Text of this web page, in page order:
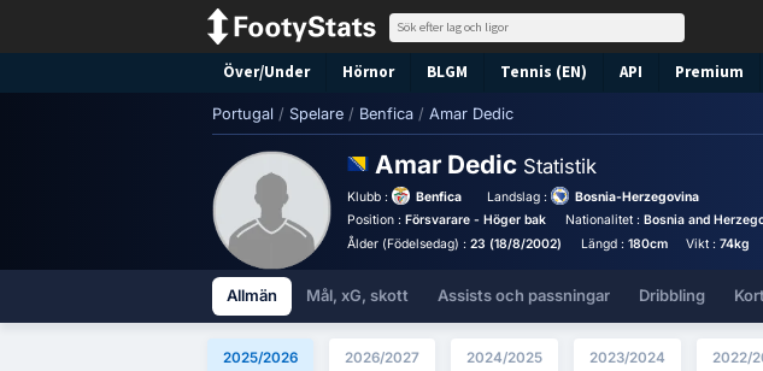
Över/Under Hörnor BLGM Tennis (EN) API Premium
Portugal / Spelare / Benfica / Amar Dedic
Amar Dedic Statistik
Klubb : Benfica Landslag :
Bosnia-Herzegovina
Position :Försvarare - Höger bak Nationalitet : Bosnia and
Ålder (Födelsedag) :23 (18/8/2002) Längd : 180cm Vikt :74kg
Allmän Mål, xG, skott Assists och passningar Dribbling
2025/2026 2026/2027 2024/2025 2023/2024 2022/